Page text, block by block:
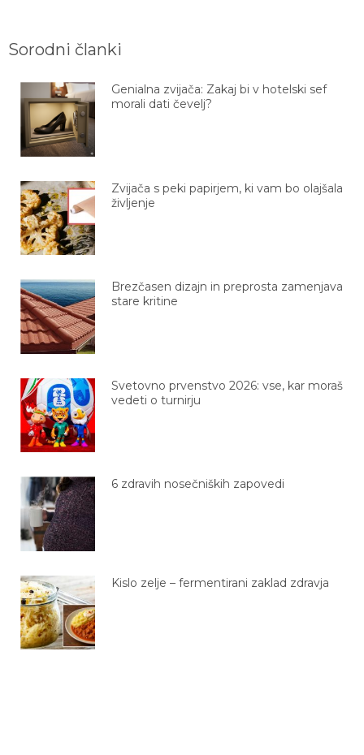
Sorodni članki
Genialna zvijača: Zakaj bi v hotelski sef
morali dati čevelj?
Zvijača s peki papirjem, ki vam bo olajšala
življenje
Brezčasen dizajn in preprosta zamenjava
stare kritine
Svetovno prvenstvo 2026: vse, kar moraš
vedeti o turnirju
6 zdravih nosečniških zapovedi
Kislo zelje – fermentirani zaklad zdravja